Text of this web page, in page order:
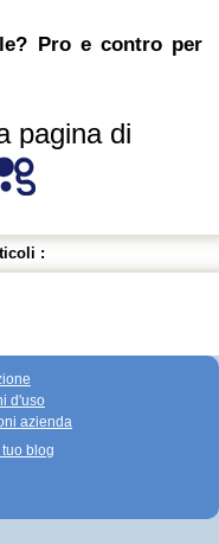
Pro e contro per
pagina di
:
d'uso
azienda
blog